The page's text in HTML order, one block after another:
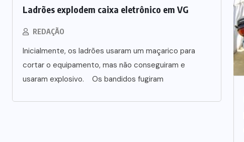
Ladrões explodem caixa eletrônico em VG
REDAÇÃO
Inicialmente, os ladrões usaram um maçarico para
cortar o equipamento, mas não conseguiram e
usaram explosivo. Os bandidos fugiram